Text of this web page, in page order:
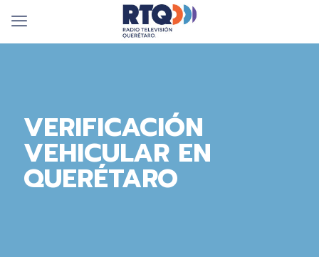
VERIFICACIÓN
VEHICULAR EN
QUERÉTARO